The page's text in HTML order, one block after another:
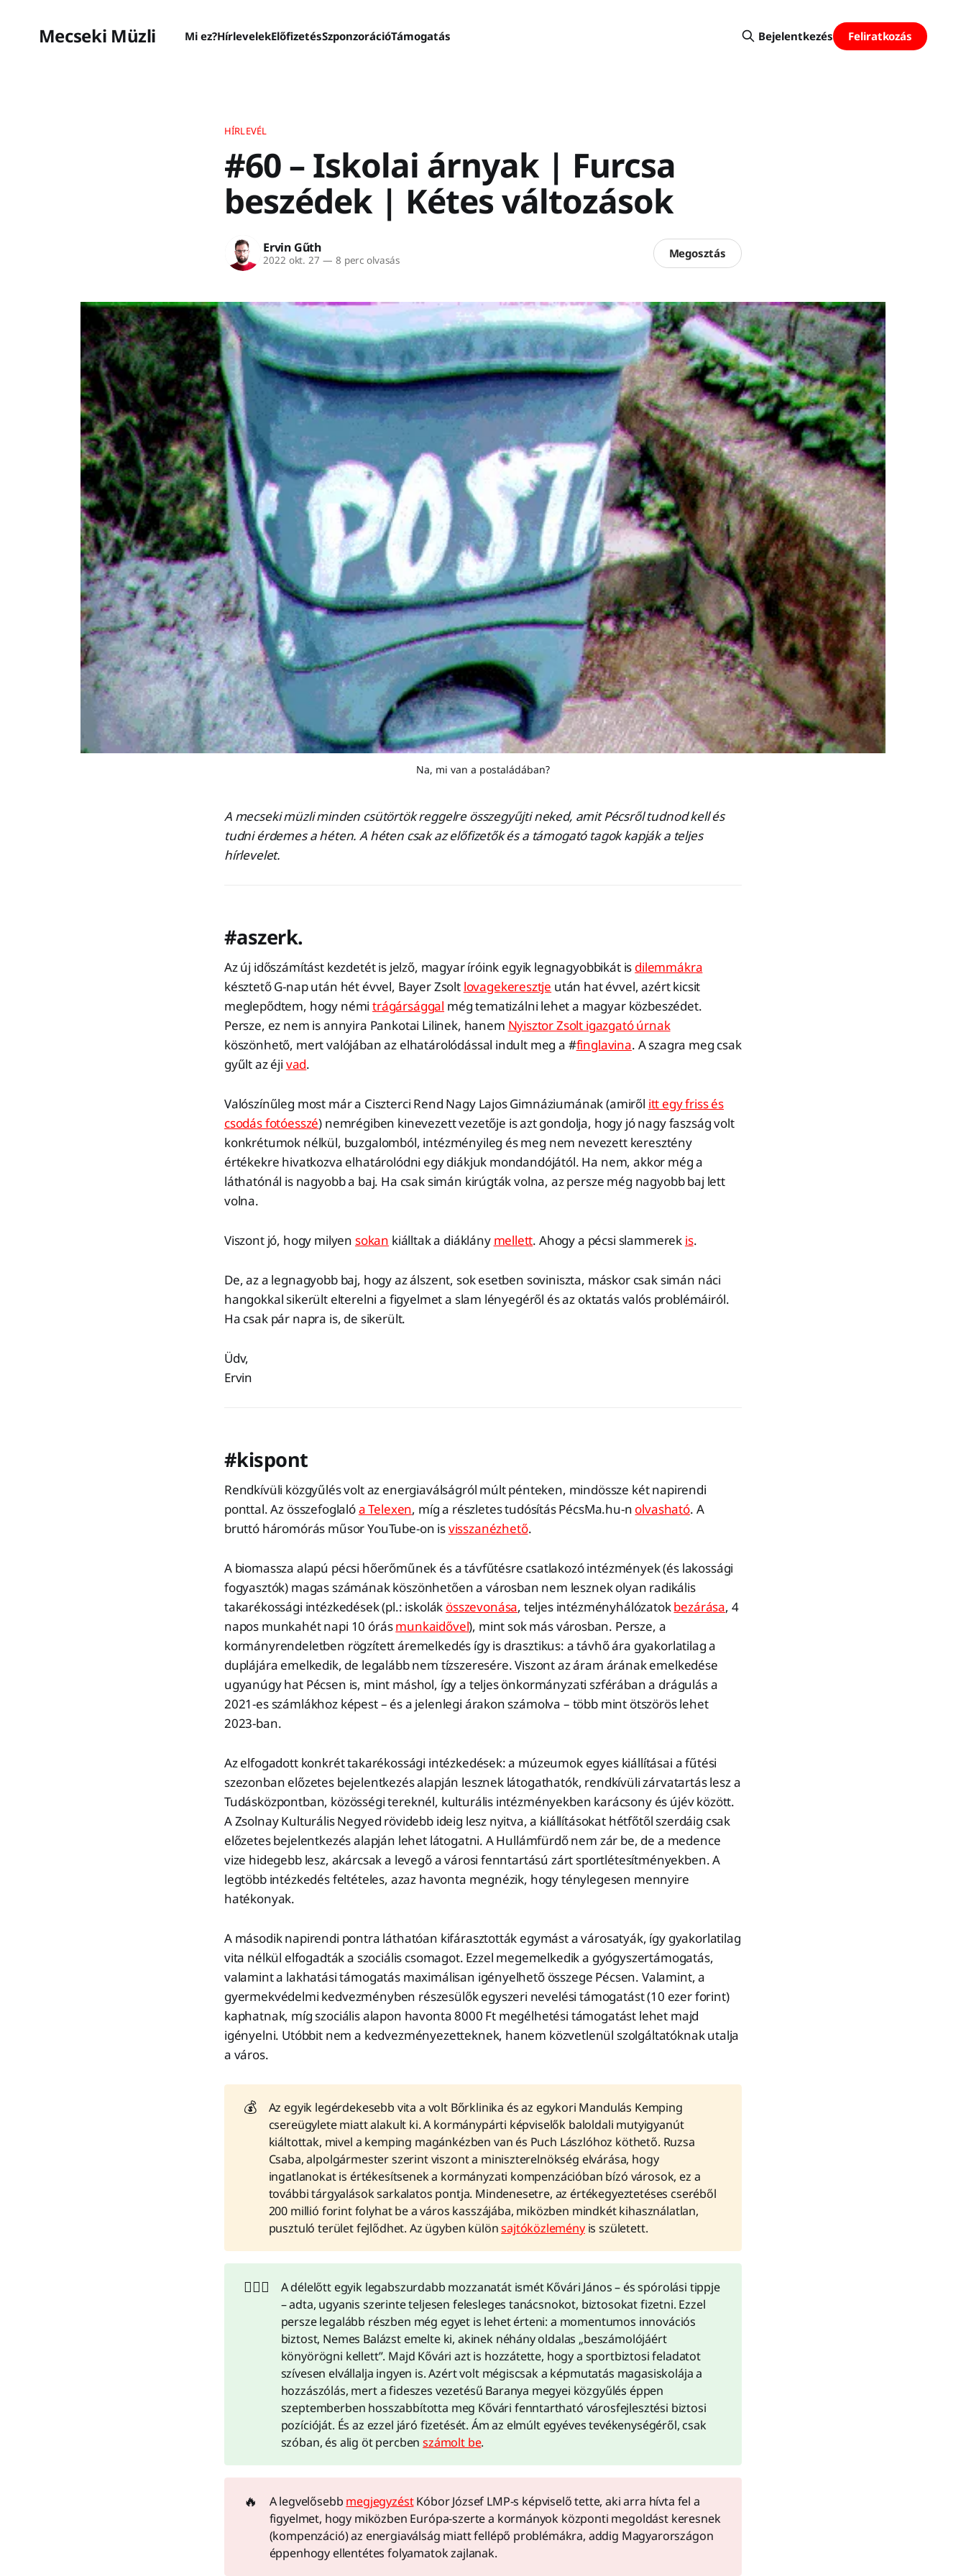
Mecseki Müzli Mi ez?HírlevelekElőfizetésSzponzorációTámogatás Bejelentkezés Feliratkozás
HÍRLEVÉL
#60 – Iskolai árnyak | Furcsa
beszédek | Kétes változások
Ervin Gűth
2022 okt. 27 — 8 perc olvasás Megosztás
Na, mi van a postaládában?
A mecseki müzli minden csütörtök reggelre összegyűjti neked, amit Pécsről tudnod kell és
tudni érdemes a héten. A héten csak az előfizetők és a támogató tagok kapják a teljes
hírlevelet.
#aszerk.
Az új időszámítást kezdetét is jelző, magyar íróink egyik legnagyobbikát is dilemmákra
késztető G-nap után hét évvel, Bayer Zsolt lovagekeresztje után hat évvel, azért kicsit
meglepődtem, hogy némitrágársággal még tematizálni lehet a magyar közbeszédet.
Persze, ez nem is annyira Pankotai Lilinek, hanem Nyisztor Zsolt igazgató úrnak
köszönhető, mert valójában az elhatárolódással indult meg a #finglavina. A szagra meg csak
gyűlt az éji vad.
Valószínűleg most már a Ciszterci Rend Nagy Lajos Gimnáziumának (amiről itt egy friss és
csodás fotóesszé) nemrégiben kinevezett vezetője is azt gondolja, hogy jó nagy faszság volt
konkrétumok nélkül, buzgalomból, intézményileg és meg nem nevezett keresztény
értékekre hivatkozva elhatárolódni egy diákjuk mondandójától. Ha nem, akkor még a
láthatónál is nagyobb a baj. Ha csak simán kirúgták volna, az persze még nagyobb baj lett
volna.
Viszont jó, hogy milyen sokan kiálltak a diáklány mellett. Ahogy a pécsi slammerek is.
De, az a legnagyobb baj, hogy az álszent, sok esetben soviniszta, máskor csak simán náci
hangokkal sikerült elterelni a figyelmet a slam lényegéről és az oktatás valós problémáiról.
Ha csak pár napra is, de sikerült.
Üdv,
Ervin
#kispont
Rendkívüli közgyűlés volt az energiaválságról múlt pénteken, mindössze két napirendi
ponttal. Az összefoglalóa Telexen, míg a részletes tudósítás PécsMa.hu-n olvasható. A
bruttó háromórás műsor YouTube-on isvisszanézhető.
A biomassza alapú pécsi hőerőműnek és a távfűtésre csatlakozó intézmények (és lakossági
fogyasztók) magas számának köszönhetően a városban nem lesznek olyan radikális
takarékossági intézkedések (pl.: iskolák összevonása, teljes intézményhálózatokbezárása, 4
napos munkahét napi 10 órásmunkaidővel), mint sok más városban. Persze, a
kormányrendeletben rögzített áremelkedés így is drasztikus: a távhő ára gyakorlatilag a
duplájára emelkedik, de legalább nem tízszeresére. Viszont az áram árának emelkedése
ugyanúgy hat Pécsen is, mint máshol, így a teljes önkormányzati szférában a drágulás a
2021-es számlákhoz képest – és a jelenlegi árakon számolva – több mint ötszörös lehet
2023-ban.
Az elfogadott konkrét takarékossági intézkedések: a múzeumok egyes kiállításai a fűtési
szezonban előzetes bejelentkezés alapján lesznek látogathatók, rendkívüli zárvatartás lesz a
Tudásközpontban, közösségi tereknél, kulturális intézményekben karácsony és újév között.
A Zsolnay Kulturális Negyed rövidebb ideig lesz nyitva, a kiállításokat hétfőtől szerdáig csak
előzetes bejelentkezés alapján lehet látogatni. A Hullámfürdő nem zár be, de a medence
vize hidegebb lesz, akárcsak a levegő a városi fenntartású zárt sportlétesítményekben. A
legtöbb intézkedés feltételes, azaz havonta megnézik, hogy ténylegesen mennyire
hatékonyak.
A második napirendi pontra láthatóan kifárasztották egymást a városatyák, így gyakorlatilag
vita nélkül elfogadták a szociális csomagot. Ezzel megemelkedik a gyógyszertámogatás,
valamint a lakhatási támogatás maximálisan igényelhető összege Pécsen. Valamint, a
gyermekvédelmi kedvezményben részesülők egyszeri nevelési támogatást (10 ezer forint)
kaphatnak, míg szociális alapon havonta 8000 Ft megélhetési támogatást lehet majd
igényelni. Utóbbit nem a kedvezményezetteknek, hanem közvetlenül szolgáltatóknak utalja
a város.
💰
Az egyik legérdekesebb vita a volt Bőrklinika és az egykori Mandulás Kemping
csereügylete miatt alakult ki. A kormánypárti képviselők baloldali mutyigyanút
kiáltottak, mivel a kemping magánkézben van és Puch Lászlóhoz köthető. Ruzsa
Csaba, alpolgármester szerint viszont a miniszterelnökség elvárása, hogy
ingatlanokat is értékesítsenek a kormányzati kompenzációban bízó városok, ez a
további tárgyalások sarkalatos pontja. Mindenesetre, az értékegyeztetéses cseréből
200 millió forint folyhat be a város kasszájába, miközben mindkét kihasználatlan,
pusztuló terület fejlődhet. Az ügyben különsajtóközleményis született.
🤷🏻‍♂️
A délelőtt egyik legabszurdabb mozzanatát ismét Kővári János – és spórolási tippje
– adta, ugyanis szerinte teljesen felesleges tanácsnokot, biztosokat fizetni. Ezzel
persze legalább részben még egyet is lehet érteni: a momentumos innovációs
biztost, Nemes Balázst emelte ki, akinek néhány oldalas „beszámolójáért
könyörögni kellett”. Majd Kővári azt is hozzátette, hogy a sportbiztosi feladatot
szívesen elvállalja ingyen is. Azért volt mégiscsak a képmutatás magasiskolája a
hozzászólás, mert a fideszes vezetésű Baranya megyei közgyűlés éppen
szeptemberben hosszabbította meg Kővári fenntartható városfejlesztési biztosi
pozícióját. És az ezzel járó fizetését. Ám az elmúlt egyéves tevékenységéről, csak
szóban, és alig öt percbenszámolt be.
🔥 A legvelősebb megjegyzéstKóbor József LMP-s képviselő tette, aki arra hívta fel a
figyelmet, hogy miközben Európa-szerte a kormányok központi megoldást keresnek
(kompenzáció) az energiaválság miatt fellépő problémákra, addig Magyarországon
éppenhogy ellentétes folyamatok zajlanak.